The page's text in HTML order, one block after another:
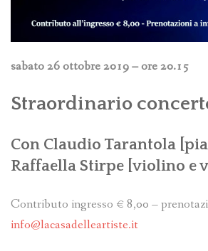
sabato 26 ottobre 2019 – ore 20.15
Straordinario
Con Claudio Tarantola
Raffaella Stirpe [violino e
Contributo ingresso € 8,00 –
info@lacasadelleartiste.it